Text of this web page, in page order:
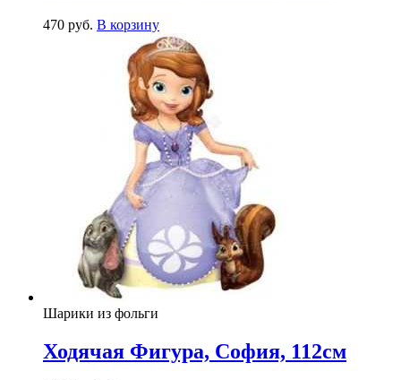
470 руб. В корзину
Шарики из фольги
Ходячая Фигура, София, 112см